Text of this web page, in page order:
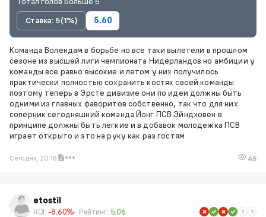
Ставка: 5 (1%)
5.60
Команда Волендам в борьбе но все таки вылетели в прошлом
сезоне из высшей лиги чемпионата Нидерландов но амбиции у
команды все равно высокие и летом у них получилось
практически полностью сохранить костяк своей команды
поэтому теперь в Эрсте дивизие они по идеи должны быть
одними из главных фаворитов собственно, так что для них
соперник сегодняшний команда Йонг ПСВ Эйндховен в
принципе должны быть легкие и в добавок молодежка ПСВ
играет открыто и это на руку как раз гостям
Сегодня, 20:18 45
etostil
ROI: -8.60% Рейтинг: 5.06